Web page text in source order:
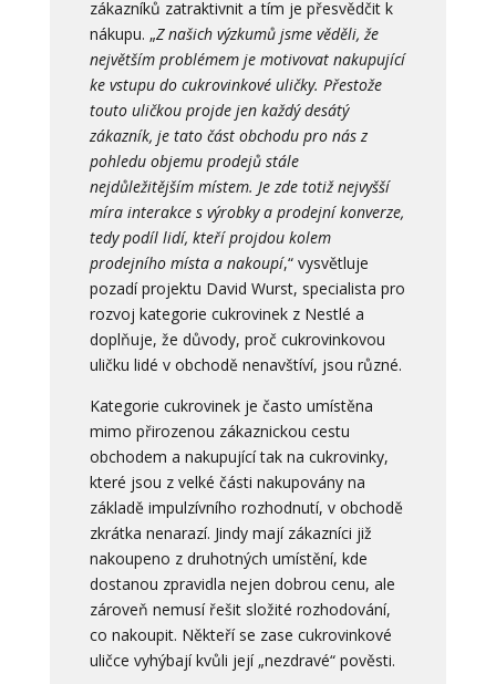
zákazníků zatraktivnit a tím je přesvědčit k
nákupu. „Z našich výzkumů jsme věděli, že
největším problémem je motivovat nakupující
ke vstupu do cukrovinkové uličky. Přestože
touto uličkou projde jen každý desátý
zákazník, je tato část obchodu pro nás z
pohledu objemu prodejů stále
nejdůležitějším místem. Je zde totiž nejvyšší
míra interakce s výrobky a prodejní konverze,
tedy podíl lidí, kteří projdou kolem
prodejního místa a nakoupí,“ vysvětluje
pozadí projektu David Wurst, specialista pro
rozvoj kategorie cukrovinek z Nestlé a
doplňuje, že důvody, proč cukrovinkovou
uličku lidé v obchodě nenavštíví, jsou různé.
Kategorie cukrovinek je často umístěna
mimo přirozenou zákaznickou cestu
obchodem a nakupující tak na cukrovinky,
které jsou z velké části nakupovány na
základě impulzívního rozhodnutí, v obchodě
zkrátka nenarazí. Jindy mají zákazníci již
nakoupeno z druhotných umístění, kde
dostanou zpravidla nejen dobrou cenu, ale
zároveň nemusí řešit složité rozhodování,
co nakoupit. Někteří se zase cukrovinkové
uličce vyhýbají kvůli její „nezdravé“ pověsti.